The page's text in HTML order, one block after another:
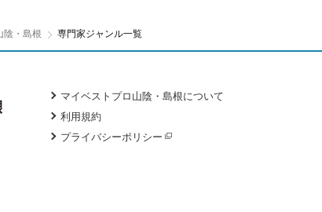
陰・島根 専門家ジャンル一覧
マイベストプロ山陰・島根について
利用規約
プライバシーポリシー